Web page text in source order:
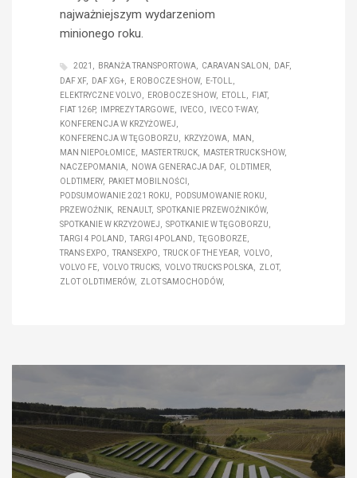
najważniejszym wydarzeniom
minionego roku.
2021 BRANŻA TRANSPORTOWA CARAVAN SALON
DAF
DAF XF
DAF XG+ E ROBOCZE SHOW
E-TOLL
ELEKTRYCZNE VOLVO
EROBOCZE SHOW ETOLL
FIAT
FIAT 126P
IMPREZY TARGOWE IVECO
IVECO T-WAY
KONFERENCJA W KRZYŻOWEJ
KONFERENCJA W TĘGOBORZU
KRZYŻOWA
MAN
MAN NIEPOŁOMICE
MASTER TRUCK
MASTER TRUCK SHOW
NACZEPOMANIA
NOWA GENERACJA DAF
OLDTIMER
OLDTIMERY
PAKIET MOBILNOŚCI
PODSUMOWANIE 2021 ROKU
PODSUMOWANIE ROKU
PRZEWOŹNIK
RENAULT
SPOTKANIE PRZEWOŹNIKÓW
SPOTKANIE W KRZYŻOWEJ
SPOTKANIE W TĘGOBORZU
TARGI 4 POLAND
TARGI 4POLAND
TĘGOBORZE
TRANS EXPO
TRANSEXPO TRUCK OF THE YEAR
VOLVO
VOLVO FE
VOLVO TRUCKS VOLVO TRUCKS POLSKA
ZLOT
ZLOT OLDTIMERÓW
ZLOT SAMOCHODÓW